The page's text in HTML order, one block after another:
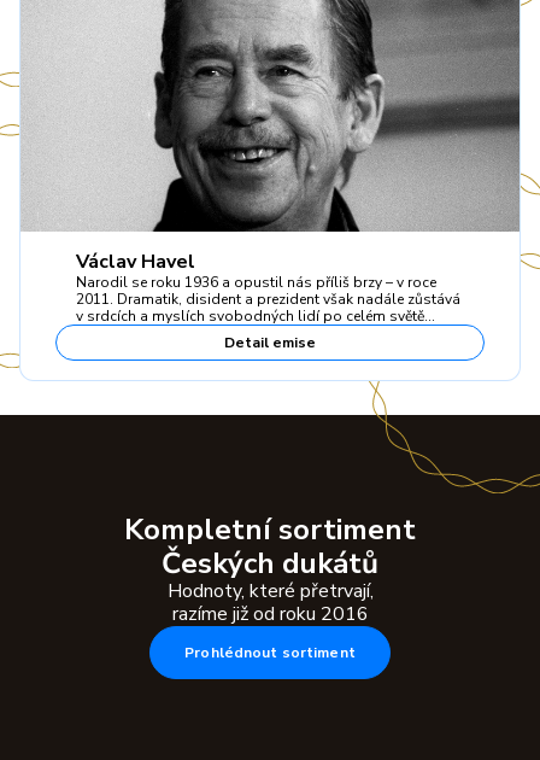
Václav Havel
Narodil se roku 1936 a opustil nás příliš brzy – v roce
2011. Dramatik, disident a prezident však nadále zůstává
v srdcích a myslích svobodných lidí po celém světě…
Detail emise
Kompletní sortiment
Českých dukátů
Hodnoty, které přetrvají,
razíme již od roku 2016
Prohlédnout sortiment